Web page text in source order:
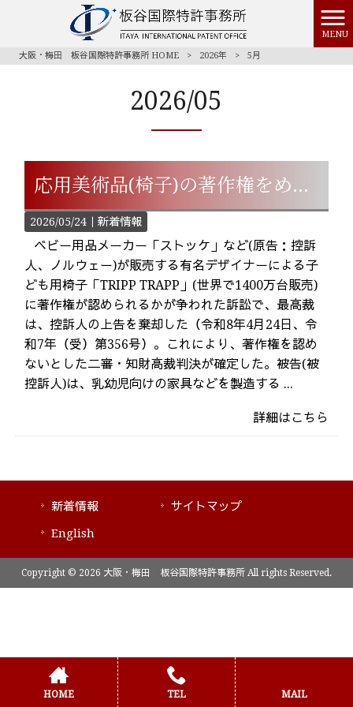
MENU
大阪・梅田 板谷国際特許事務所 HOME > 2026年 > 5月
2026/05
応用美術品(椅子)の著作権をめぐる訴訟で最高裁判決
2026/05/24｜新着情報
ベビー用品メーカー「ストッケ」など(原告：控訴
人、ノルウェー)が販売する有名デザイナーによる子
ども用椅子「TRIPP TRAPP」(世界で1400万台販売)
に著作権が認められるかが争われた訴訟で、最高裁
は、控訴人の上告を棄却した（令和8年4月24日、令
和7年（受）第356号）。これにより、著作権を認め
ないとした二審・知財高裁判決が確定した。被告(被
控訴人)は、乳幼児向けの家具などを製造する ...
詳細はこちら
新着情報
サイトマップ
English
Copyright © 2026 大阪・梅田 板谷国際特許事務所 All rights Reserved.
HOME TEL MAIL